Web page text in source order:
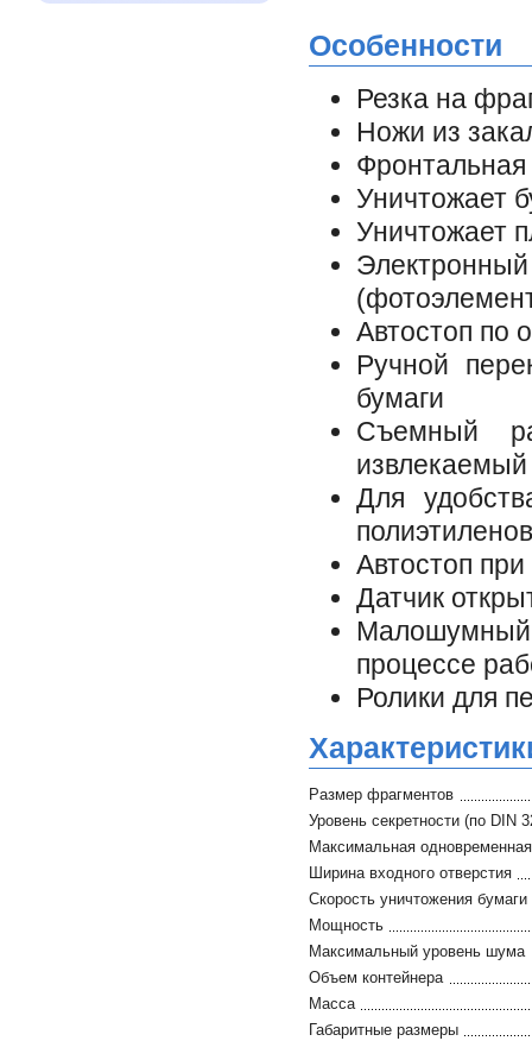
Особенности
Резка на
Ножи из
Фронтальная
Уничтожает
Уничтожает
Автостоп по
Ручной
бумаги
Съемный
Для
Автостоп
Датчик
Малошумный,
процессе
Ролики для
Размер фрагментов
Уровень секретности (по DIN
Максимальная одновременная
Ширина входного отверстия
Скорость уничтожения бумаги
Мощность
Максимальный уровень шума
Объем контейнера
Масса
Габаритные размеры